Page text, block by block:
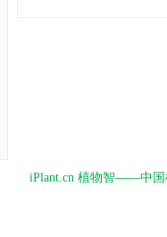
iPlant.cn 植物智——中国